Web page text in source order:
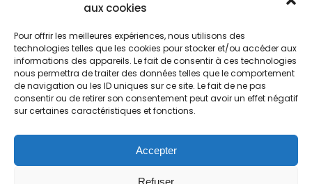
aux cookies
Pour offrir les meilleures expériences, nous utilisons des
technologies telles que les cookies pour stocker et/ou accéder aux
informations des appareils. Le fait de consentir à ces technologies
nous permettra de traiter des données telles que le comportement
de navigation ou les ID uniques sur ce site. Le fait de ne pas
consentir ou de retirer son consentement peut avoir un effet négatif
sur certaines caractéristiques et fonctions.
Accepter
Refuser
Équipe
Carrières
Contact
Liens utiles
Politique de Cookies (EU)